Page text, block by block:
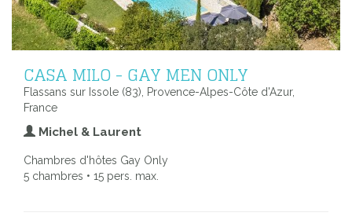
CASA MILO - GAY MEN ONLY
Flassans sur Issole (83), Provence-Alpes-Côte d'Azur,
France
Michel & Laurent
Chambres d'hôtes Gay Only
5 chambres • 15 pers. max.